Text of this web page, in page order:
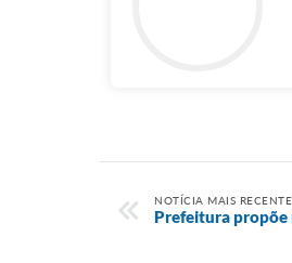
NOTÍCIA MAIS RECENTE
Prefeitura propõe